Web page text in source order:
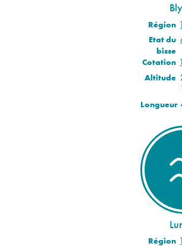
Région
Etat du
bisse
Cotation
Altitude
Longueur
Région